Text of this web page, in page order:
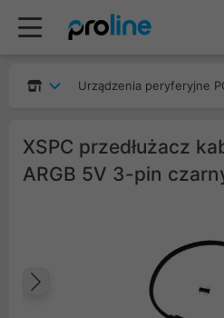
Urządzenia peryferyjne
XSPC przedłużacz
ARGB 5V 3-pin
Poprzedni